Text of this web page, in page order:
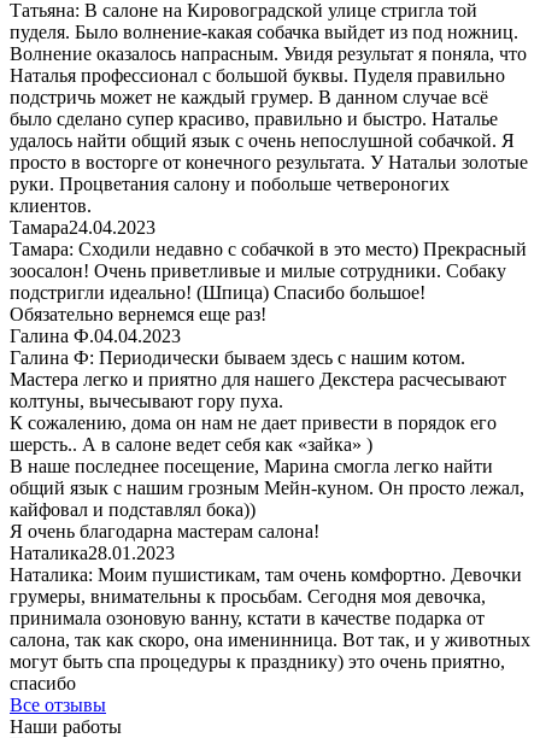
Татьяна: В салоне на Кировоградской улице стригла той
пуделя. Было волнение-какая собачка выйдет из под ножниц.
Волнение оказалось напрасным. Увидя результат я поняла, что
Наталья профессионал с большой буквы. Пуделя правильно
подстричь может не каждый грумер. В данном случае всё
было сделано супер красиво, правильно и быстро. Наталье
удалось найти общий язык с очень непослушной собачкой. Я
просто в восторге от конечного результата. У Натальи золотые
руки. Процветания салону и побольше четвероногих
клиентов.
Тамара24.04.2023
Тамара: Сходили недавно с собачкой в это место) Прекрасный
зоосалон! Очень приветливые и милые сотрудники. Собаку
подстригли идеально! (Шпица) Спасибо большое!
Обязательно вернемся еще раз!
Галина Ф.04.04.2023
Галина Ф: Периодически бываем здесь с нашим котом.
Мастера легко и приятно для нашего Декстера расчесывают
колтуны, вычесывают гору пуха.
К сожалению, дома он нам не дает привести в порядок его
шерсть.. А в салоне ведет себя как «зайка» )
В наше последнее посещение, Марина смогла легко найти
общий язык с нашим грозным Мейн-куном. Он просто лежал,
кайфовал и подставлял бока))
Я очень благодарна мастерам салона!
Наталика28.01.2023
Наталика: Моим пушистикам, там очень комфортно. Девочки
грумеры, внимательны к просьбам. Сегодня моя девочка,
принимала озоновую ванну, кстати в качестве подарка от
салона, так как скоро, она именинница. Вот так, и у животных
могут быть спа процедуры к празднику) это очень приятно,
спасибо
Все отзывы
Наши работы